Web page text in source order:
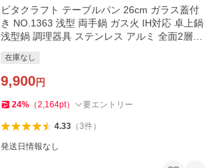
ビタクラフト テーブルパン 26cm ガラス蓋付
き NO.1363 浅型 両手鍋 ガス火 IH対応 卓上鍋
浅型鍋 調理器具 ステンレス アルミ 全面2層構
在庫なし
9,900円
24% （2,164pt） 要エントリー
4.33（3件）
発送日情報なし